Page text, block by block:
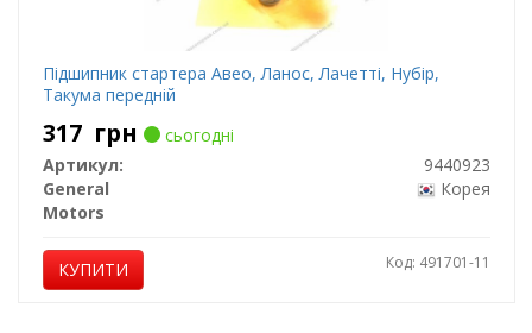
Підшипник стартера Авео, Ланос, Лачетті, Нубір,
Такума передній
317 грн
сьогодні
Артикул:
9440923
General
Motors
Корея
КУПИТИ Код: 491701-11